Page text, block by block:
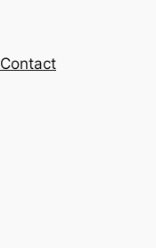
Contact